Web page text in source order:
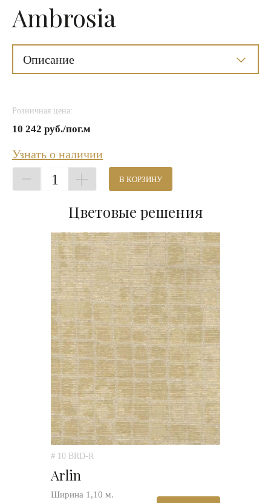
Ambrosia
Описание
Розничная цена:
10 242 руб./пог.м
Узнать о наличии
1 В КОРЗИНУ
Цветовые решения
# 10 BRD-R
Arlin
Ширина 1,10 м.